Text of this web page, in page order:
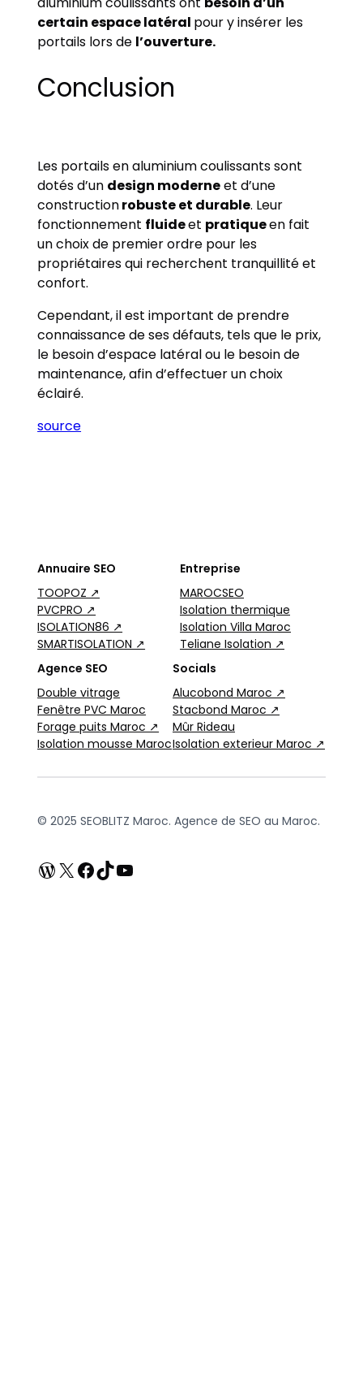
certain espace latéral pour y insérer les
portails lors de l’ouverture.
Conclusion
Les portails en aluminium coulissants sont
dotés d’un design moderneet d’une
constructionrobuste et durable. Leur
fonctionnement fluideet pratiqueen fait
un choix de premier ordre pour les
propriétaires qui recherchent tranquillité et
confort.
Cependant, il est important de prendre
connaissance de ses défauts, tels que le prix,
le besoin d’espace latéral ou le besoin de
maintenance, afin d’effectuer un choix
éclairé.
source
Annuaire SEO
TOOPOZ ↗
PVCPRO ↗
ISOLATION86 ↗
SMARTISOLATION ↗
Entreprise
MAROCSEO
Isolation thermique
Isolation Villa Maroc
Teliane Isolation ↗
Agence SEO
Double vitrage
Fenêtre PVC Maroc
Forage puits Maroc ↗
Isolation mousse Maroc
Socials
Alucobond Maroc ↗
Stacbond Maroc ↗
Mûr Rideau
Isolation exterieur Maroc ↗
© 2025 SEOBLITZ Maroc. Agence de SEO au Maroc.
WordPress
X Facebook
TikTokYouTube